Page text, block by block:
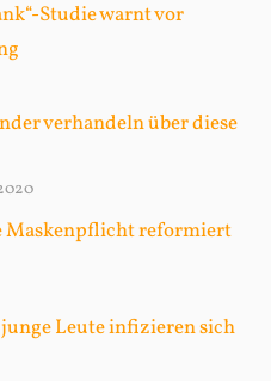
Studie warnt vor
verhandeln über diese
Maskenpflicht reformiert
Leute infizieren sich